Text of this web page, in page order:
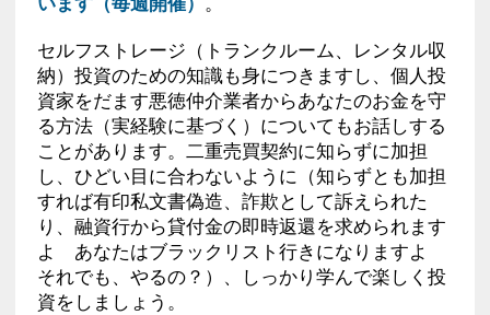
セルフストレージ（トランクルーム、レンタル収
納）投資のための知識も身につきますし、個人投
資家をだます悪徳仲介業者からあなたのお金を守
る方法（実経験に基づく）についてもお話しする
ことがあります。二重売買契約に知らずに加担
し、ひどい目に合わないように（知らずとも加担
すれば有印私文書偽造、詐欺として訴えられた
り、融資行から貸付金の即時返還を求められます
よ あなたはブラックリスト行きになりますよ
それでも、やるの？）、しっかり学んで楽しく投
資をしましょう。